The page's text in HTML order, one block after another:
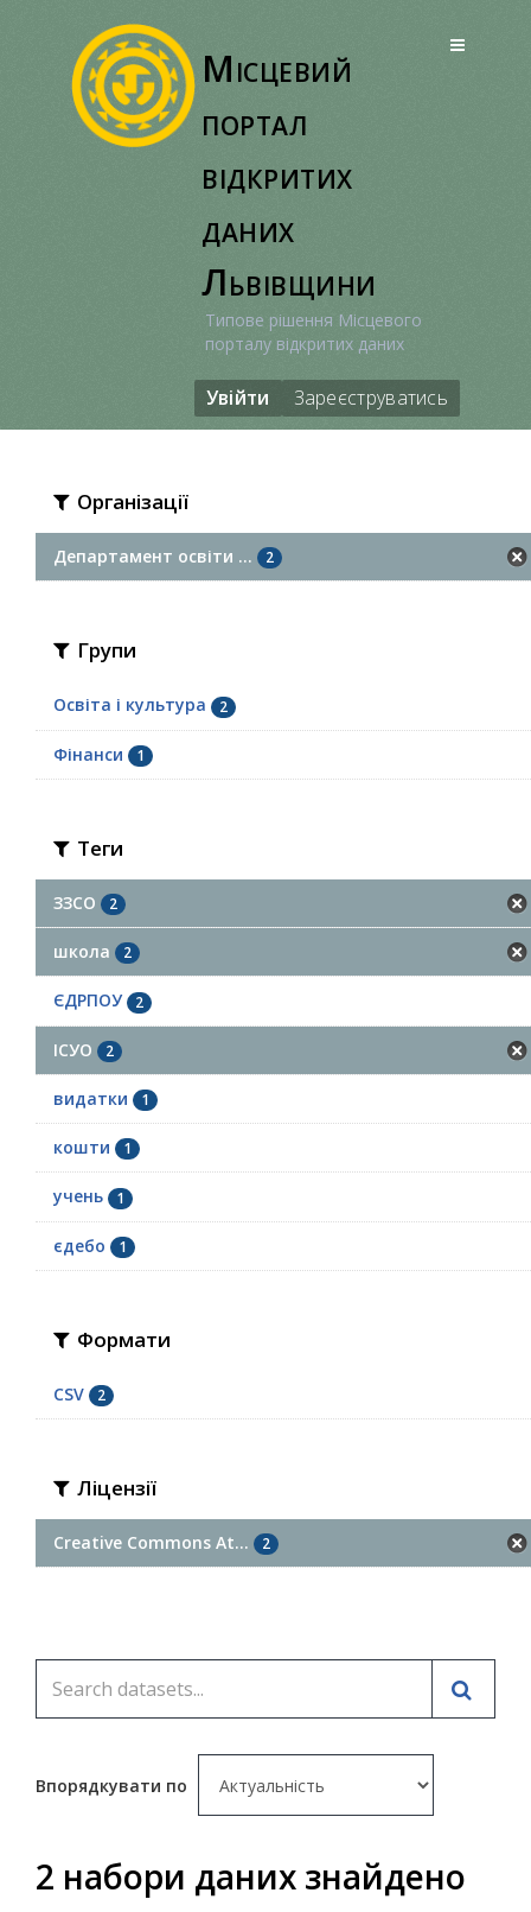
Місцевий
портал
відкритих
даних
Львівщини
Типове рішення Місцевого
порталу відкритих даних
Увійти Зареєструватись
Організації
Департамент освіти ... 2
Групи
Освіта і культура 2
Фінанси 1
Теги
ЗЗСО 2
школа 2
ЄДРПОУ 2
ІСУО 2
видатки 1
кошти 1
учень 1
єдебо 1
Формати
CSV 2
Ліцензії
Creative Commons At... 2
Впорядкувати по
2 набори даних знайдено